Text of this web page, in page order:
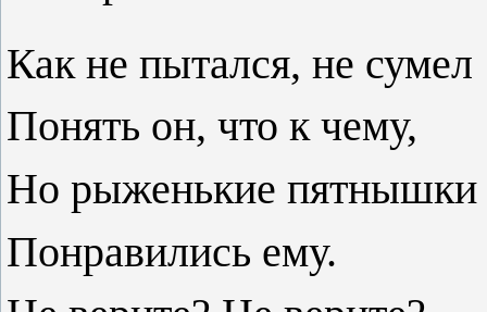
Как не пытался, не сумел
Понять он, что к чему,
Но рыженькие пятнышки
Понравились ему.